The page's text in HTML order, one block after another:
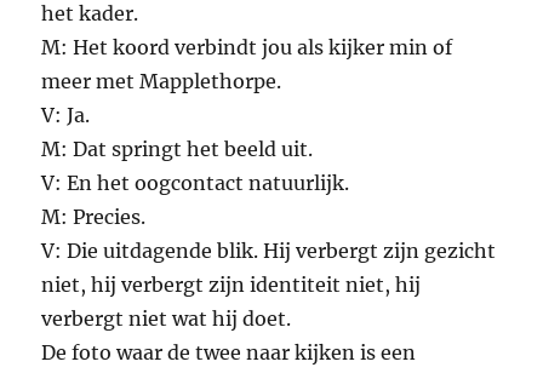
het kader.
M: Het koord verbindt jou als kijker min of
meer met Mapplethorpe.
V: Ja.
M: Dat springt het beeld uit.
V: En het oogcontact natuurlijk.
M: Precies.
V: Die uitdagende blik. Hij verbergt zijn gezicht
niet, hij verbergt zijn identiteit niet, hij
verbergt niet wat hij doet.
De foto waar de twee naar kijken is een